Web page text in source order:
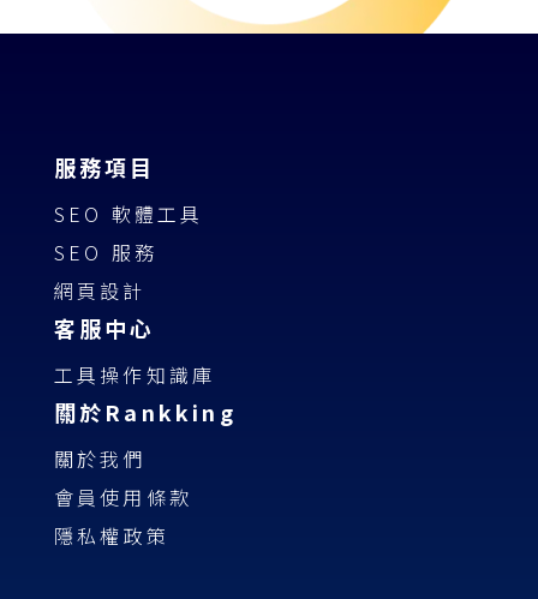
服務項目
SEO 軟體工具
SEO 服務
網頁設計
客服中心
工具操作知識庫
關於Rankking
關於我們
會員使用條款
隱私權政策